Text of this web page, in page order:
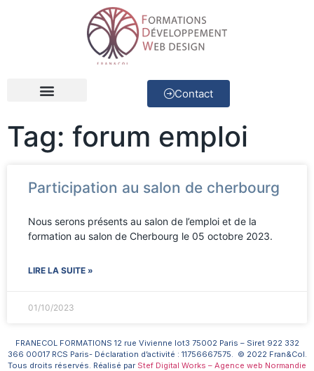
Contact
Tag: forum emploi
Participation au salon de cherbourg
Nous serons présents au salon de l’emploi et de la
formation au salon de Cherbourg le 05 octobre 2023.
LIRE LA SUITE »
01/10/2023
FRANECOL FORMATIONS 12 rue Vivienne lot3 75002 Paris – Siret 922 332
366 00017 RCS Paris- Déclaration d’activité : 11756667575. © 2022 Fran&Col.
Tous droits réservés. Réalisé par Stef Digital Works – Agence web Normandie